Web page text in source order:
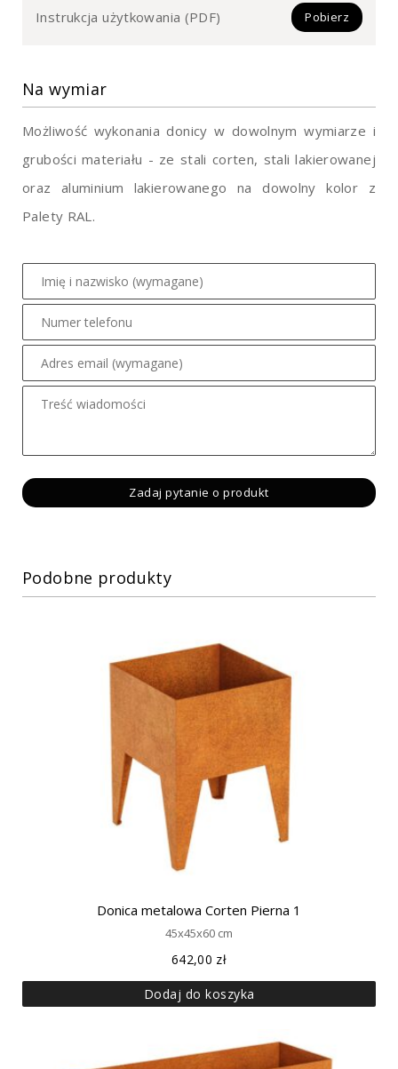
Instrukcja użytkowania (PDF) Pobierz
Na wymiar
Możliwość wykonania donicy w dowolnym wymiarze i
grubości materiału - ze stali corten, stali lakierowanej
oraz aluminium lakierowanego na dowolny kolor z
Palety RAL.
Podobne produkty
Donica metalowa Corten Pierna 1
45x45x60 cm
642,00 zł
Dodaj do koszyka